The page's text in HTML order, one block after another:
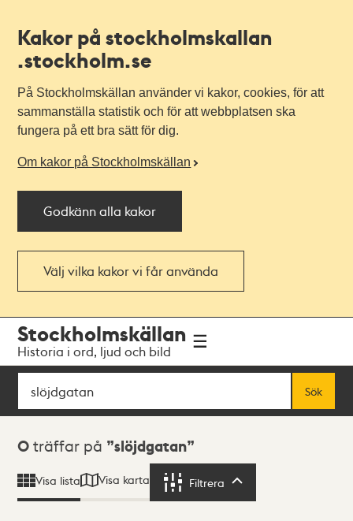
Kakor på stockholmskallan
.stockholm.se
På Stockholmskällan använder vi kakor, cookies, för att
sammanställa statistik och för att webbplatsen ska
fungera på ett bra sätt för dig.
Om kakor på Stockholmskällan
Godkänn alla kakor
Välj vilka kakor vi får använda
navigationen
huvudinnehållet
Stockholmskällan
Historia i ord, ljud och bild
Sök
Sök
Sökresultat
0 träffar på slöjdgatan
Visa lista Visa karta Filtrera